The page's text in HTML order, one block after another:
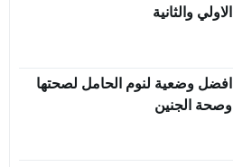
الاولي والثانية
افضل وضعية لنوم الحامل لصحتها
وصحة الجنين